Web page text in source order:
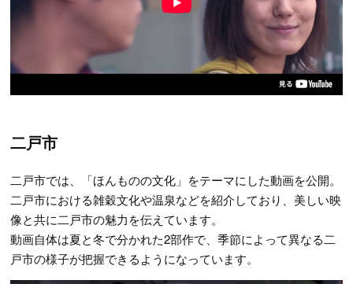
二戸市
二戸市では、「ほんものの文化」をテーマにした動画を公開。
二戸市における雑穀文化や温泉などを紹介しており、美しい映
像と共に二戸市の魅力を伝えています。
動画自体は夏と冬で分かれた2部作で、季節によって異なる二
戸市の様子が把握できるようになっています。